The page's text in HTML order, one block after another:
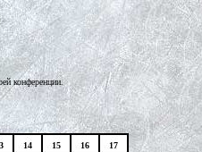
конференции.
14 15 16 17